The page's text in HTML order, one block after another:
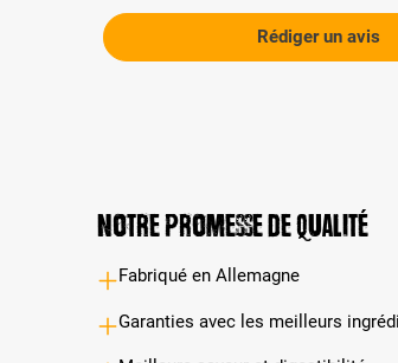
Rédiger un avis
Notre promesse de qualité
Fabriqué en Allemagne
Garanties avec les meilleurs